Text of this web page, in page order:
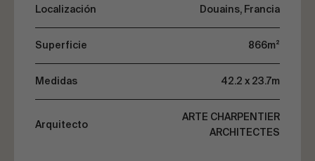
Localización Douains, Francia
Superficie 866m²
Medidas 42.2 x 23.7m
Arquitecto
ARTE CHARPENTIER
ARCHITECTES